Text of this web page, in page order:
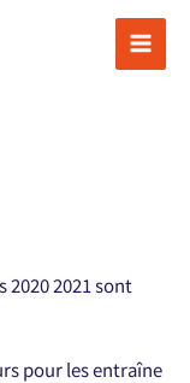
2020 2021 sont
pour les entraîne